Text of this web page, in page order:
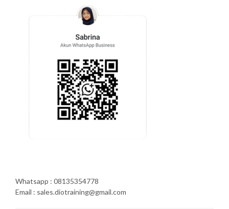
Whatsapp : 08135354778
Email : sales.diotraining@gmail.com